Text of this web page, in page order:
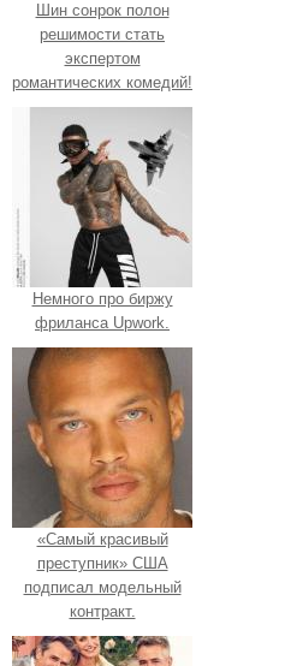
Шин сонрок полон
решимости стать
экспертом
романтических комедий!
Немного про биржу
фриланса Upwork.
«Самый красивый
преступник» США
подписал модельный
контракт.